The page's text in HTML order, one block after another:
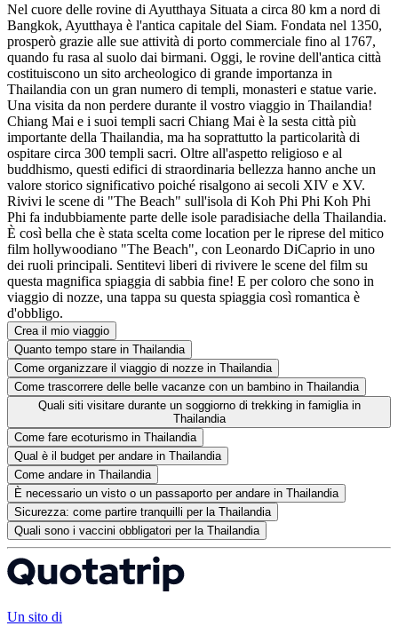
Nel cuore delle rovine di Ayutthaya Situata a circa 80 km a nord di
Bangkok, Ayutthaya è l'antica capitale del Siam. Fondata nel 1350,
prosperò grazie alle sue attività di porto commerciale fino al 1767,
quando fu rasa al suolo dai birmani. Oggi, le rovine dell'antica città
costituiscono un sito archeologico di grande importanza in
Thailandia con un gran numero di templi, monasteri e statue varie.
Una visita da non perdere durante il vostro viaggio in Thailandia!
Chiang Mai e i suoi templi sacri Chiang Mai è la sesta città più
importante della Thailandia, ma ha soprattutto la particolarità di
ospitare circa 300 templi sacri. Oltre all'aspetto religioso e al
buddhismo, questi edifici di straordinaria bellezza hanno anche un
valore storico significativo poiché risalgono ai secoli XIV e XV.
Rivivi le scene di "The Beach" sull'isola di Koh Phi Phi Koh Phi
Phi fa indubbiamente parte delle isole paradisiache della Thailandia.
È così bella che è stata scelta come location per le riprese del mitico
film hollywoodiano "The Beach", con Leonardo DiCaprio in uno
dei ruoli principali. Sentitevi liberi di rivivere le scene del film su
questa magnifica spiaggia di sabbia fine! E per coloro che sono in
viaggio di nozze, una tappa su questa spiaggia così romantica è
d'obbligo.
Crea il mio viaggio
Quanto tempo stare in Thailandia
Come organizzare il viaggio di nozze in Thailandia
Come trascorrere delle belle vacanze con un bambino in Thailandia
Quali siti visitare durante un soggiorno di trekking in famiglia in
Thailandia
Come fare ecoturismo in Thailandia
Qual è il budget per andare in Thailandia
Come andare in Thailandia
È necessario un visto o un passaporto per andare in Thailandia
Sicurezza: come partire tranquilli per la Thailandia
Quali sono i vaccini obbligatori per la Thailandia
Un sito di